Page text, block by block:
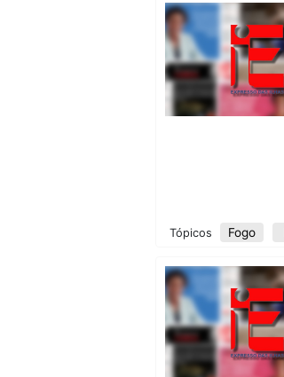
Tópicos Fogo